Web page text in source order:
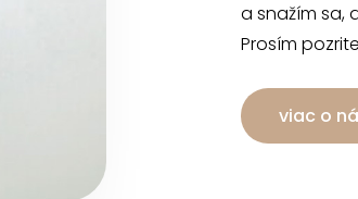
a snažím sa,
Prosím
viac o